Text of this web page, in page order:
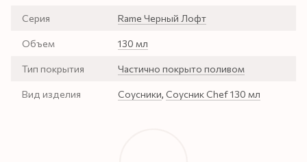
Серия Rame Черный Лофт
Объем 130 мл
Тип покрытия Частично покрыто поливом
Вид изделия Соусники, Соусник Chef 130 мл